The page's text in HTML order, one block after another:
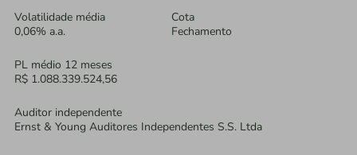
Auditor independente
Ernst & Young Auditores Independentes S.S. Ltda
Volatilidade média
0,06% a.a.
Cota
Fechamento
PL médio 12 meses
R$ 1.088.339.524,56